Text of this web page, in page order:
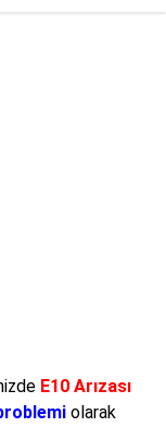
E10 Arızası
olarak